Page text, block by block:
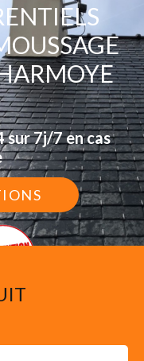
7j/7 en cas